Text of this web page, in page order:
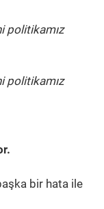
politikamız
politikamız
bir hata ile